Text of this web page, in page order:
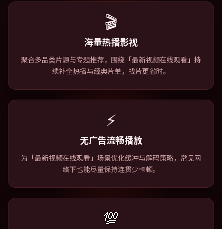
🎬
海量热播影视
聚合多品类片源与专题推荐，围绕「最新视频在线观看」持
续补全热播与经典片单，找片更省时。
⚡
无广告流畅播放
为「最新视频在线观看」场景优化缓冲与解码策略，常见网
络下也能尽量保持连贯少卡顿。
💯